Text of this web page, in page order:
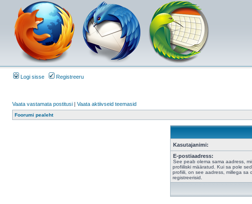
Logi sisse Registreeru
Vaata vastamata postitusi | Vaata aktiivseid teemasid
Foorumi pealeht
Kasutajanimi:
E-postiaadress:
See peab olema sama aadress,
profiiliski määratud. Kui sa pole
profiili, on see aadress, millega sa
registreerisid.